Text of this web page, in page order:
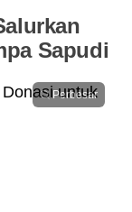
Sapudi
Perbesar